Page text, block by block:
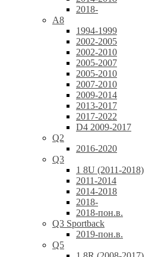
2018-
A8
1994-1999
2002-2005
2002-2010
2005-2007
2005-2010
2007-2010
2009-2014
2013-2017
2017-2022
D4 2009-2017
Q2
2016-2020
Q3
1 8U (2011-2018)
2011-2014
2014-2018
2018-
2018-пон.в.
Q3 Sportback
2019-пон.в.
Q5